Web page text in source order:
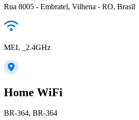
Rua 8005 - Embratel, Vilhena - RO, Brasil
MEL _2.4GHz
Home WiFi
BR-364, BR-364